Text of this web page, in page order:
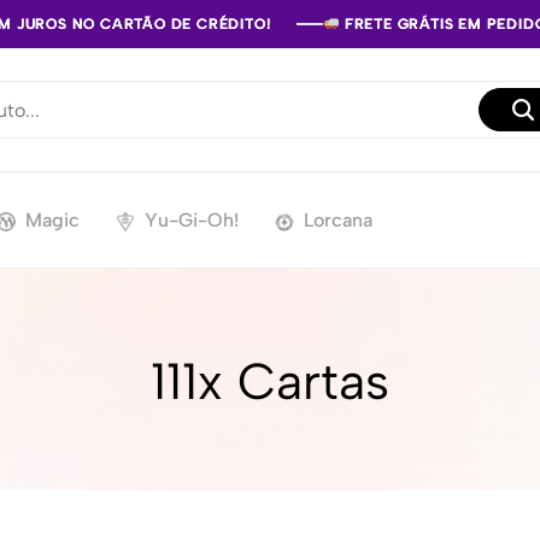
JUROS NO CARTÃO DE CRÉDITO! FRETE GRÁTIS EM
JUROS NO CARTÃO DE CRÉDITO! FRETE GRÁTIS EM
JUROS NO CARTÃO DE CRÉDITO! FRETE GRÁTIS EM
Magic Yu-Gi-Oh! Lorcana
111x Cartas